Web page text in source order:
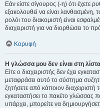
Εάν είστε σίγουρος (-η) ότι έχετε
εξακολουθεί να είναι
ρολόι του διακομιστή είναι
διαχειριστή για να διορθώσει το
Κορυφή
Η γλώσσα μου δεν είναι στη
Είτε ο διαχειριστής δεν έχει
μεταφράσει αυτό το σύστημα
ζητήσετε από κάποιον
εγκαταστήσει το πακέτο γλώσσας
υπάρχει, μπορείτε να